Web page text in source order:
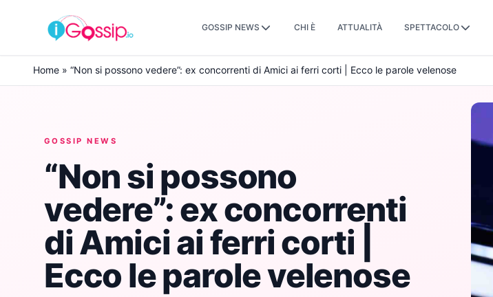
Skip to content
GOSSIP NEWS CHI È ATTUALITÀ SPETTACOLO
Home » “Non si possono vedere”: ex concorrenti di Amici ai ferri corti | Ecco le parole velenose
GOSSIP NEWS
“Non si possono
vedere”: ex concorrenti
di Amici ai ferri corti |
Ecco le parole velenose